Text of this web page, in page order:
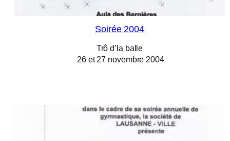
Soirée 2004
Trô d’la balle
26 et 27 novembre 2004